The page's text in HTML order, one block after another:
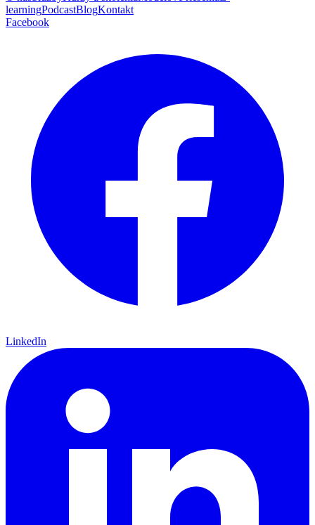
learningPodcastBlogKontakt
Facebook
LinkedIn